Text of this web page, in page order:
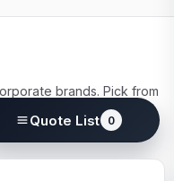
brands. Pick from
Quote List 0